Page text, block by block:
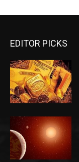
EDITOR PICKS